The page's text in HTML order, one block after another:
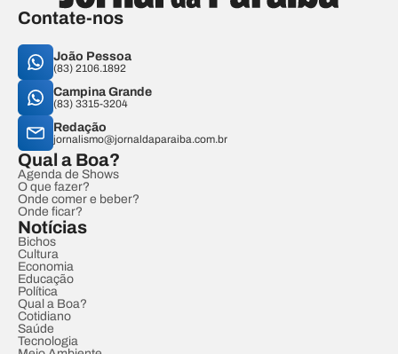
Contate-nos
João Pessoa
(83) 2106.1892
Campina Grande
(83) 3315-3204
Redação
jornalismo@jornaldaparaiba.com.br
Qual a Boa?
Agenda de Shows
O que fazer?
Onde comer e beber?
Onde ficar?
Notícias
Bichos
Cultura
Economia
Educação
Política
Qual a Boa?
Cotidiano
Saúde
Tecnologia